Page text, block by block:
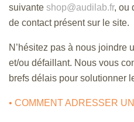
suivante shop@audilab.fr, ou
de contact présent sur le site.
N’hésitez pas à nous joindre
et/ou défaillant. Nous vous
brefs délais pour solutionner
• COMMENT ADRESSER